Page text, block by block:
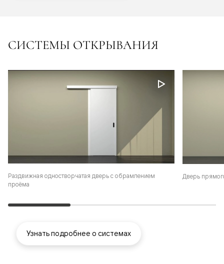
СИСТЕМЫ ОТКРЫВАНИЯ
Раздвижная одностворчатая дверь с обрамлением
проёма
Дверь
Узнать подробнее о системах